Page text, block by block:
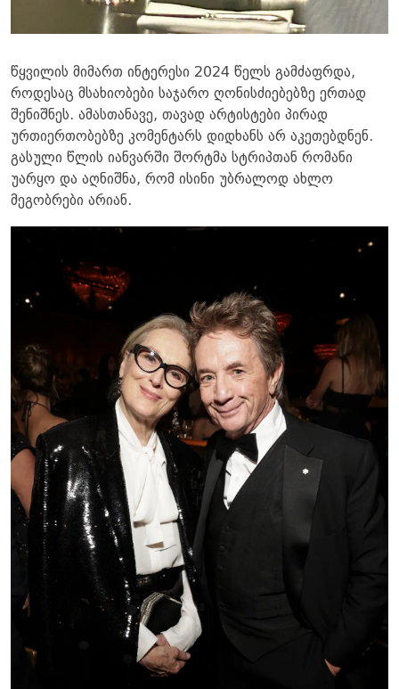
წყვილის მიმართ ინტერესი 2024 წელს გამძაფრდა,
როდესაც მსახიობები საჯარო ღონისძიებებზე ერთად
შენიშნეს. ამასთანავე, თავად არტისტები პირად
ურთიერთობებზე კომენტარს დიდხანს არ აკეთებდნენ.
გასული წლის იანვარში შორტმა სტრიპთან რომანი
უარყო და აღნიშნა, რომ ისინი უბრალოდ ახლო
მეგობრები არიან.